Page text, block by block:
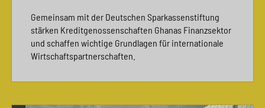
Gemeinsam mit der Deutschen Sparkassenstiftung
stärken Kreditgenossenschaften Ghanas Finanzsektor
und schaffen wichtige Grundlagen für internationale
Wirtschaftspartnerschaften.